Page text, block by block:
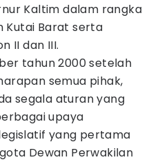
Kaltim dalam rangka
Kutai Barat serta
II dan III.
tahun 2000 setelah
semua pihak,
segala aturan yang
upaya
yang pertama
Dewan Perwakilan